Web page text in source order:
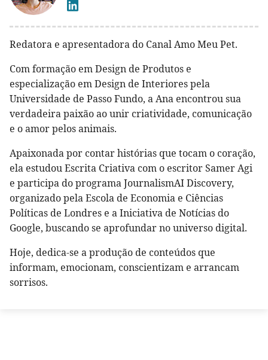
Redatora e apresentadora do Canal Amo Meu Pet.
Com formação em Design de Produtos e
especialização em Design de Interiores pela
Universidade de Passo Fundo, a Ana encontrou sua
verdadeira paixão ao unir criatividade, comunicação
e o amor pelos animais.
Apaixonada por contar histórias que tocam o coração,
ela estudou Escrita Criativa com o escritor Samer Agi
e participa do programa JournalismAI Discovery,
organizado pela Escola de Economia e Ciências
Políticas de Londres e a Iniciativa de Notícias do
Google, buscando se aprofundar no universo digital.
Hoje, dedica-se a produção de conteúdos que
informam, emocionam, conscientizam e arrancam
sorrisos.